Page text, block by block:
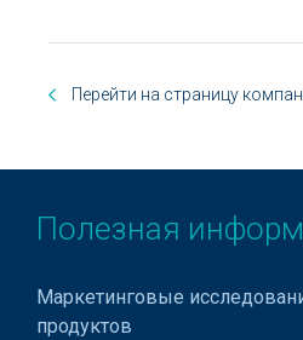
Перейти на страницу
Полезная
Маркетинговые
продуктов